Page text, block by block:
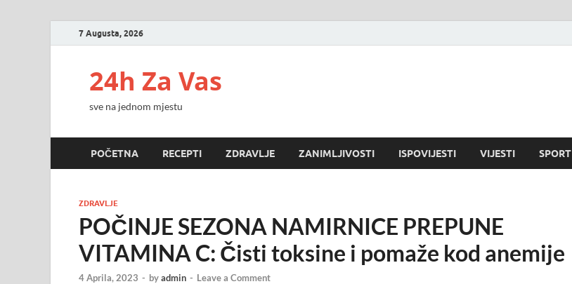
7 Augusta, 2026
24h Za Vas
sve na jednom mjestu
POČETNA RECEPTI ZDRAVLJE ZANIMLJIVOSTI ISPOVIJESTI VIJESTI SPORT
ZDRAVLJE
POČINJE SEZONA NAMIRNICE PREPUNE
VITAMINA C: Čisti toksine i pomaže kod anemije
4 Aprila, 2023 - byadmin - Leave a Comment